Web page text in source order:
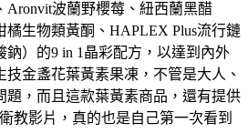
Aronvit波蘭野櫻莓、紐西蘭黑醋
生物類黃酮、HAPLEX Plus流行鏈
）的9 in 1晶彩配方，以達到內外
技金盞花葉黃素果凍，不管是大人、
題，而且這款葉黃素商品，還有提供
教影片，真的也是自己第一次看到